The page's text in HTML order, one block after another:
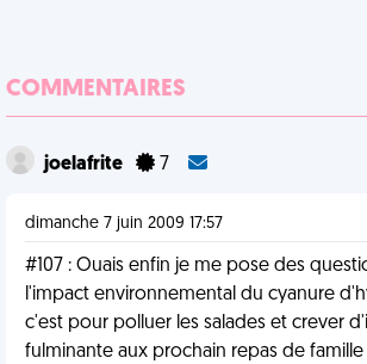
COMMENTAIRES
joelafrite 7
dimanche 7 juin 2009 17:57
#107 : Ouais enfin je me pose des
l'impact environnemental du cyanure
c'est pour polluer les salades et crever
fulminante aux prochain repas de